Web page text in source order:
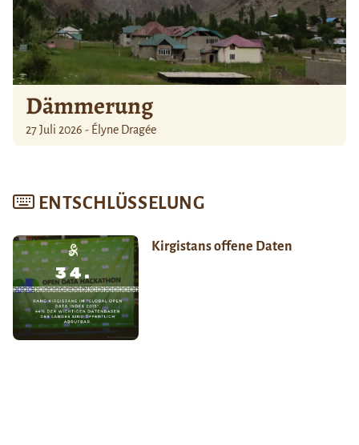
Dämmerung
27 Juli 2026 - Élyne Dragée
ENTSCHLÜSSELUNG
Kirgistans offene Daten